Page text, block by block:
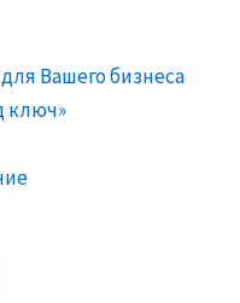
Вашего бизнеса
ключ»